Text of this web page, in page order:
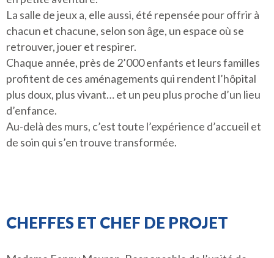
La salle de jeux a, elle aussi, été repensée pour offrir à
chacun et chacune, selon son âge, un espace où se
retrouver, jouer et respirer.
Chaque année, près de 2’000 enfants et leurs familles
profitent de ces aménagements qui rendent l’hôpital
plus doux, plus vivant… et un peu plus proche d’un lieu
d’enfance.
Au-delà des murs, c’est toute l’expérience d’accueil et
de soin qui s’en trouve transformée.
CHEFFES ET CHEF DE PROJET